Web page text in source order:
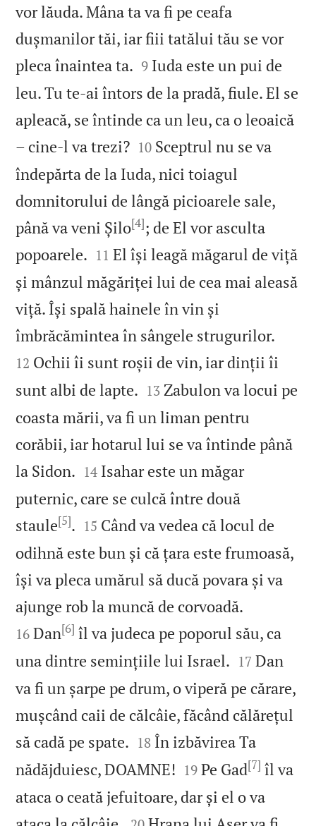
vor lăuda. Mâna ta va fi pe ceafa
dușmanilor tăi, iar fiii tatălui tău se vor
pleca înaintea ta. 

9 Iuda este un pui de
leu. Tu te‑ai întors de la pradă, fiule. El se
apleacă, se întinde ca un leu, ca o leoaică
– cine‑l va trezi?
10 Sceptrul nu se va
îndepărta de la Iuda, nici toiagul
domnitorului de lângă picioarele sale,
până va veni Șilo[4]; de El vor asculta
popoarele. 

11 El își leagă măgarul de viță
și mânzul măgăriței lui de cea mai aleasă
viță. Își spală hainele în vin și
îmbrăcămintea în sângele strugurilor.
12 Ochii îi sunt roșii de vin, iar dinții îi
sunt albi de lapte. 

13 Zabulon va locui pe
coasta mării, va fi un liman pentru
corăbii, iar hotarul lui se va întinde până
la Sidon. 

14 Isahar este un măgar
puternic, care se culcă între două
staule[5]. 

15 Când va vedea că locul de
odihnă este bun și că țara este frumoasă,
își va pleca umărul să ducă povara și va
ajunge rob la muncă de corvoadă.
16 Dan[6] îl va judeca pe poporul său, ca
una dintre semințiile lui Israel. 

17 Dan
va fi un șarpe pe drum, o viperă pe cărare,
mușcând caii de călcâie, făcând călărețul
să cadă pe spate. 

18 În izbăvirea Ta
nădăjduiesc, DOAMNE! 

19 Pe Gad[7] îl va
ataca o ceată jefuitoare, dar și el o va